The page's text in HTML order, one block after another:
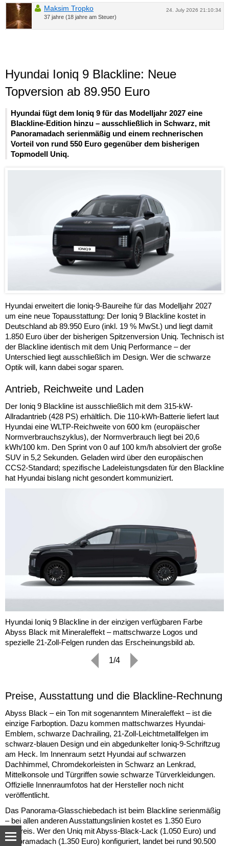
24. July 2026 21:10:34
Maksim Tropko
37 jahre (18 jahre am Steuer)
Hyundai Ioniq 9 Blackline: Neue
Topversion ab 89.950 Euro
Hyundai fügt dem Ioniq 9 für das Modelljahr 2027 eine
Blackline-Edition hinzu – ausschließlich in Schwarz, mit
Panoramadach serienmäßig und einem rechnerischen
Vorteil von rund 550 Euro gegenüber dem bisherigen
Topmodell Uniq.
Hyundai erweitert die Ioniq-9-Baureihe für das Modelljahr 2027
um eine neue Topausstattung: Der Ioniq 9 Blackline kostet in
Deutschland ab 89.950 Euro (inkl. 19 % MwSt.) und liegt damit
1.850 Euro über der bisherigen Spitzenversion Uniq. Technisch ist
der Blackline identisch mit dem Uniq Performance – der
Unterschied liegt ausschließlich im Design. Wer die schwarze
Optik will, kann dabei sogar sparen.
Antrieb, Reichweite und Laden
Der Ioniq 9 Blackline ist ausschließlich mit dem 315-kW-
Allradantrieb (428 PS) erhältlich. Die 110-kWh-Batterie liefert laut
Hyundai eine WLTP-Reichweite von 600 km (europäischer
Normverbrauchszyklus), der Normverbrauch liegt bei 20,6
kWh/100 km. Den Sprint von 0 auf 100 km/h absolviert der große
SUV in 5,2 Sekunden. Geladen wird über den europäischen
CCS2-Standard; spezifische Ladeleistungsdaten für den Blackline
hat Hyundai bislang nicht gesondert kommuniziert.
Hyundai Ioniq 9 Blackline in der einzigen verfügbaren Farbe
Abyss Black mit Mineraleffekt – mattschwarze Logos und
spezielle 21-Zoll-Felgen runden das Erscheinungsbild ab.
1/4
Preise, Ausstattung und die Blackline-Rechnung
Abyss Black – ein Ton mit sogenanntem Mineraleffekt – ist die
einzige Farboption. Dazu kommen mattschwarzes Hyundai-
Emblem, schwarze Dachrailing, 21-Zoll-Leichtmetallfelgen im
schwarz-blauen Design und ein abgedunkelter Ioniq-9-Schriftzug
am Heck. Im Innenraum setzt Hyundai auf schwarzen
Dachhimmel, Chromdekorleisten in Schwarz an Lenkrad,
Mittelkonsole und Türgriffen sowie schwarze Türverkleidungen.
Offizielle Innenraumfotos hat der Hersteller noch nicht
veröffentlicht.
Das Panorama-Glasschiebedach ist beim Blackline serienmäßig
– bei allen anderen Ausstattungslinien kostet es 1.350 Euro
Aufpreis. Wer den Uniq mit Abyss-Black-Lack (1.050 Euro) und
Panoramadach (1.350 Euro) konfiguriert, landet bei rund 90.500